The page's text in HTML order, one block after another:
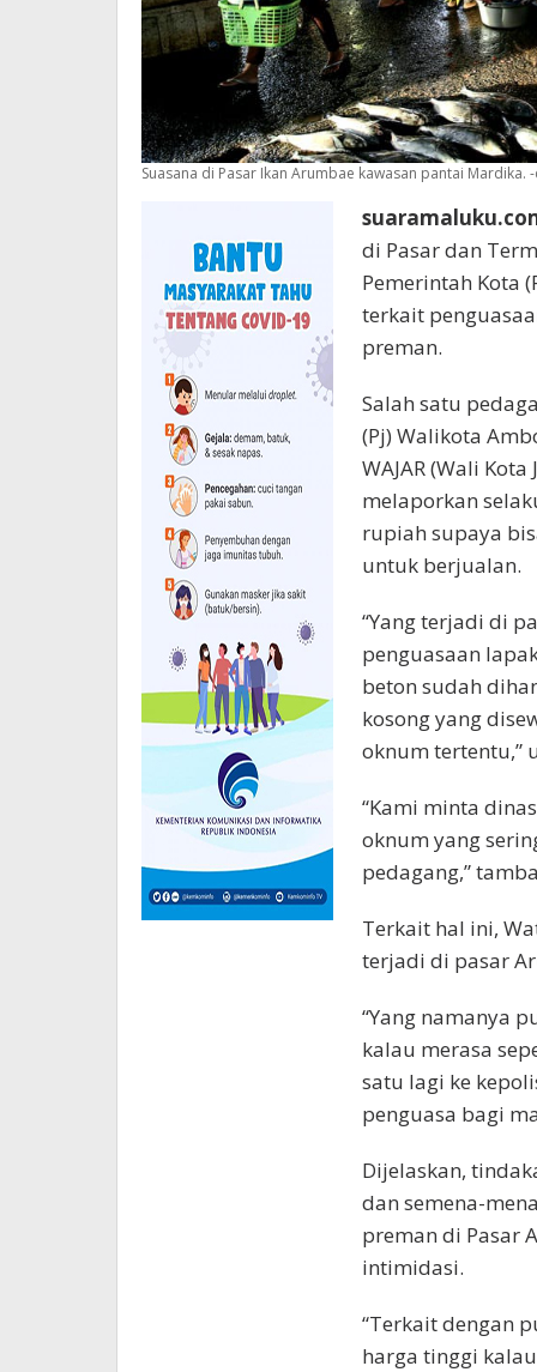
Suasana di Pasar Ikan Arumbae kawasan pantai Mardika.
di Pasar dan
Pemerintah Kota
terkait
preman.
Salah satu
(Pj) Walikota
WAJAR (Wali
melaporkan
rupiah supaya
untuk berjualan.
“Yang terjadi di
penguasaan
beton sudah
kosong yang
oknum tertentu,”
“Kami minta
oknum yang
pedagang,”
Terkait hal ini,
terjadi di pasar
“Yang namanya
kalau merasa
satu lagi ke
penguasa bagi
Dijelaskan,
dan semena-
preman di Pasar
intimidasi.
“Terkait dengan
harga tinggi